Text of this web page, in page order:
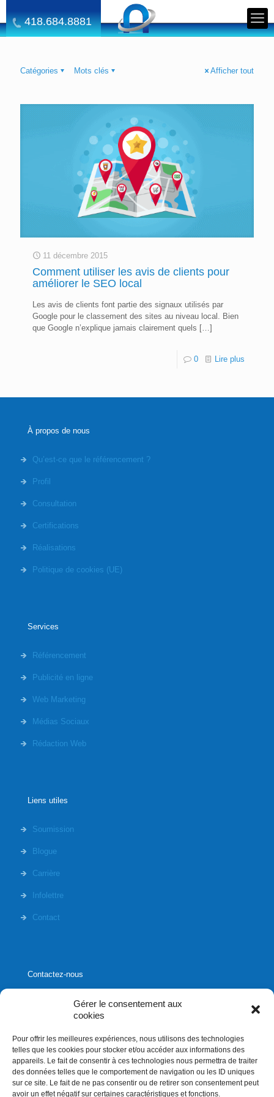
Gérer le consentement aux
cookies
Pour offrir les meilleures expériences, nous utilisons des technologies
telles que les cookies pour stocker et/ou accéder aux informations des
appareils. Le fait de consentir à ces technologies nous permettra de traiter
des données telles que le comportement de navigation ou les ID uniques
sur ce site. Le fait de ne pas consentir ou de retirer son consentement peut
avoir un effet négatif sur certaines caractéristiques et fonctions.
418.684.8881
Catégories Mots clés Afficher tout
11 décembre 2015
Comment utiliser les avis de clients pour
améliorer le SEO local
Les avis de clients font partie des signaux utilisés par
Google pour le classement des sites au niveau local. Bien
que Google n’explique jamais clairement quels […]
0 Lire plus
À propos de nous
Qu’est-ce que le référencement ?
Profil
Consultation
Certifications
Réalisations
Politique de cookies (UE)
Services
Référencement
Publicité en ligne
Web Marketing
Médias Sociaux
Rédaction Web
Liens utiles
Soumission
Blogue
Carrière
Infolettre
Contact
Contactez-nous
1020, rue Bouvier, suite 400,
Québec (Québec) G2K 0K9
info[]affluences.ca
418.684.8881